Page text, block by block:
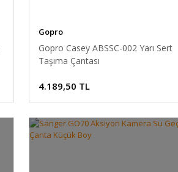
Gopro
Gopro Casey ABSSC-002 Yarı Sert
Taşıma Çantası
4.189,50 TL